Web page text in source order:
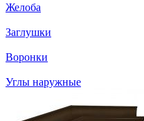
Желоба
Заглушки
Воронки
Углы наружные